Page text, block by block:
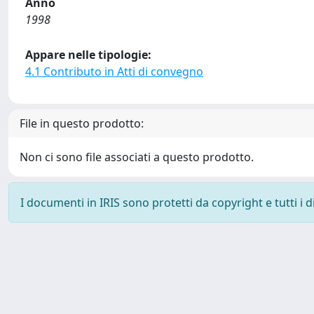
1998
Appare nelle tipologie:
4.1 Contributo in Atti di convegno
File in questo prodotto:
Non ci sono file associati a questo prodotto.
I documenti in IRIS sono protetti da copyright e tutti i